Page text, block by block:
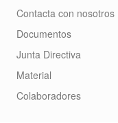
Contacta con nosotros
Documentos
Junta Directiva
Material
Colaboradores